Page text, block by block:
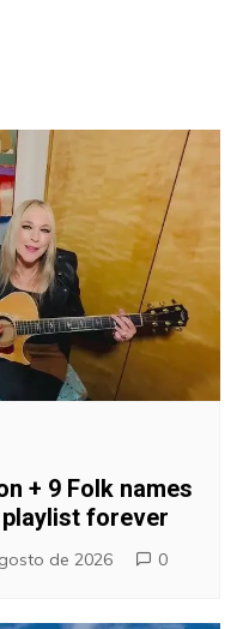
+ 9 Folk names
forever
de 2026 0